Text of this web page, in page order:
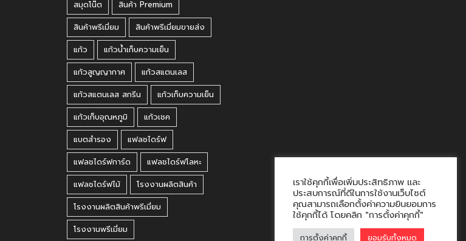
สมุดโน๊ต
สินค้า Premium
สินค้าพรีเมี่ยม
สินค้าพรีเมี่ยมขายส่ง
แก้ว
แก้วน้ำเก็บความเย็น
แก้วสูญญากาศ
แก้วสแตนเลส
แก้วสแตนเลส สกรีน
แก้วเก็บความเย็น
แก้วเก็บอุณหภูมิ
แก้วเชค
แบตสำรอง
แฟลชไดร์ฟ
แฟลชไดร์ฟการ์ด
แฟลชไดร์ฟโลหะ
แฟลชไดร์ฟไม้
โรงงานผลิตสินค้า
โรงงานผลิตสินค้าพรีเมี่ยม
โรงงานพรีเมี่ยม
เราใช้คุกกี้เพื่อเพิ่มประสิทธิภาพ และ
ประสบการณ์ที่ดีในการใช้งานเว็บไซต์
คุณสามารถเลือกตั้งค่าความยินยอมการ
ใช้คุกกี้ได้ โดยคลิก "การตั้งค่าคุกกี้"
การตั้งค่าคุกกี้ ยอมรับทั้งหมด